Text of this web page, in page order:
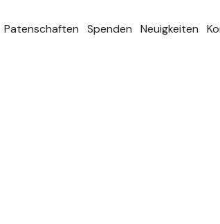
Patenschaften Spenden Neuigkeiten